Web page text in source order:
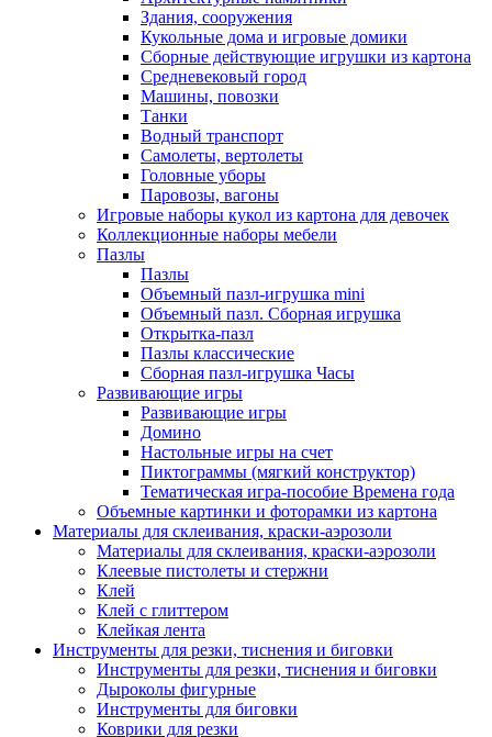
Здания, сооружения
Кукольные дома и игровые домики
Сборные действующие игрушки из картона
Средневековый город
Машины, повозки
Танки
Водный транспорт
Самолеты, вертолеты
Головные уборы
Паровозы, вагоны
Игровые наборы кукол из картона для девочек
Коллекционные наборы мебели
Пазлы
Пазлы
Объемный пазл-игрушка mini
Объемный пазл. Сборная игрушка
Открытка-пазл
Пазлы классические
Сборная пазл-игрушка Часы
Развивающие игры
Развивающие игры
Домино
Настольные игры на счет
Пиктограммы (мягкий конструктор)
Тематическая игра-пособие Времена года
Объемные картинки и фоторамки из картона
Материалы для склеивания, краски-аэрозоли
Материалы для склеивания, краски-аэрозоли
Клеевые пистолеты и стержни
Клей
Клей с глиттером
Клейкая лента
Инструменты для резки, тиснения и биговки
Инструменты для резки, тиснения и биговки
Дыроколы фигурные
Инструменты для биговки
Коврики для резки